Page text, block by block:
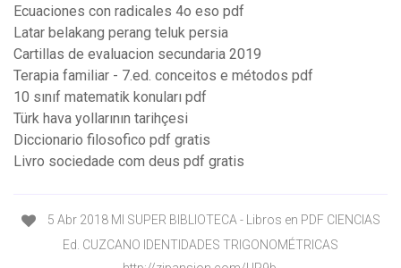
Ecuaciones con radicales 4o eso pdf
Latar belakang perang teluk persia
Cartillas de evaluacion secundaria 2019
Terapia familiar - 7.ed. conceitos e métodos pdf
10 sınıf matematik konuları pdf
Türk hava yollarının tarihçesi
Diccionario filosofico pdf gratis
Livro sociedade com deus pdf gratis
5 Abr 2018 MI SUPER BIBLIOTECA - Libros en PDF CIENCIAS
Ed. CUZCANO IDENTIDADES TRIGONOMÉTRICAS